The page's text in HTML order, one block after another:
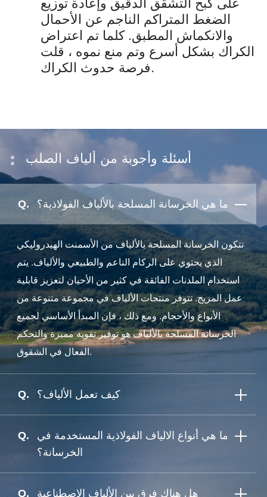
على كبح التشقق الدقيق وإعادة توزيع
الضغط المتراكم الناجم عن الأحمال
والانكماش المطبق. كلما تم اعتراض
الكراك بشكل أسرع وتم منع نموه ، قلت
فرصة حدوث الكراك.
أسئلة وأجوبة من ألياف الصلب
ما هي الخرسانة المسلحة بالألياف الفولاذية؟
تتكون الخرسانة المسلحة بالألياف من الأسمنت الهيدروليكي
الذي يحتوي على الركام الناعم والطبيعي والألياف. يتم
استخدام الملدنات الفائقة في كثير من الأحيان لتعزيز قابلية
عمل المزيج. تتوفر منتجات الألياف في مجموعة متنوعة من
الأنواع والأحجام. ومع ذلك ، فإن المبدأ الأساسي لجميع
الخرسانة المسلحة بالألياف هو توفير تقوية مميزة والتحكم
الفعال في الشقوق.
كيف تعمل الألياف؟
ما هي أنواع الالياف الفولاذية المستخدمة في
الخرسانة؟
هل هناك فرق بين الألياف الاصطناعية